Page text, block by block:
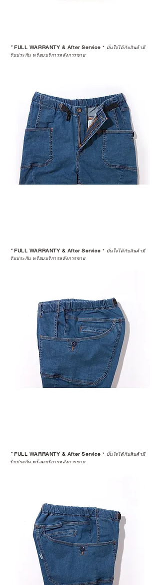
*FULL WARRANTY & After Service * มั่นใจได้กับสินค้ามี
รับประกัน พร้อมบริการหลังการขาย
*FULL WARRANTY & After Service * มั่นใจได้กับสินค้ามี
รับประกัน พร้อมบริการหลังการขาย
*FULL WARRANTY & After Service * มั่นใจได้กับสินค้ามี
รับประกัน พร้อมบริการหลังการขาย